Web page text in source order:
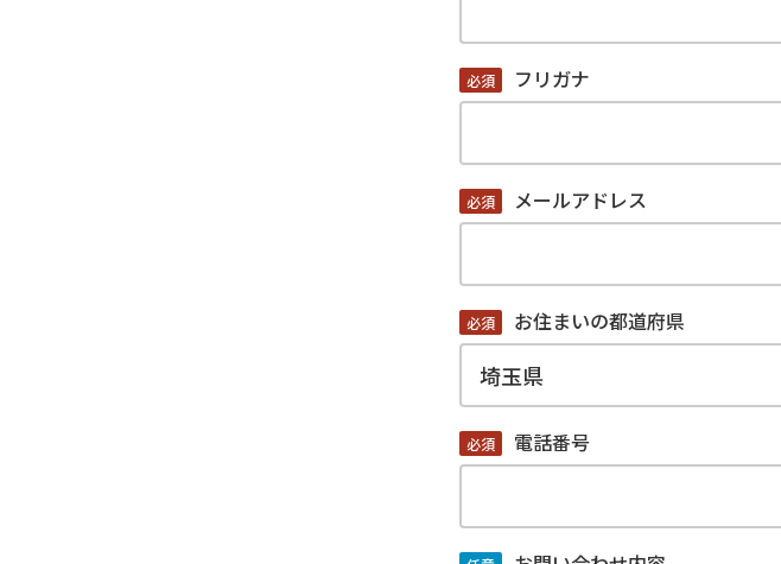
必須 フリガナ
必須 メールアドレス
必須 お住まいの都道府県
必須 電話番号